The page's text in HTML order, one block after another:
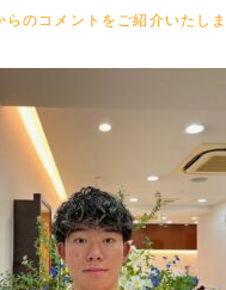
らのコメントをご紹介いたし